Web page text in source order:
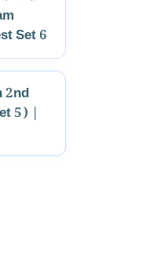
Set 6
2nd
5) |